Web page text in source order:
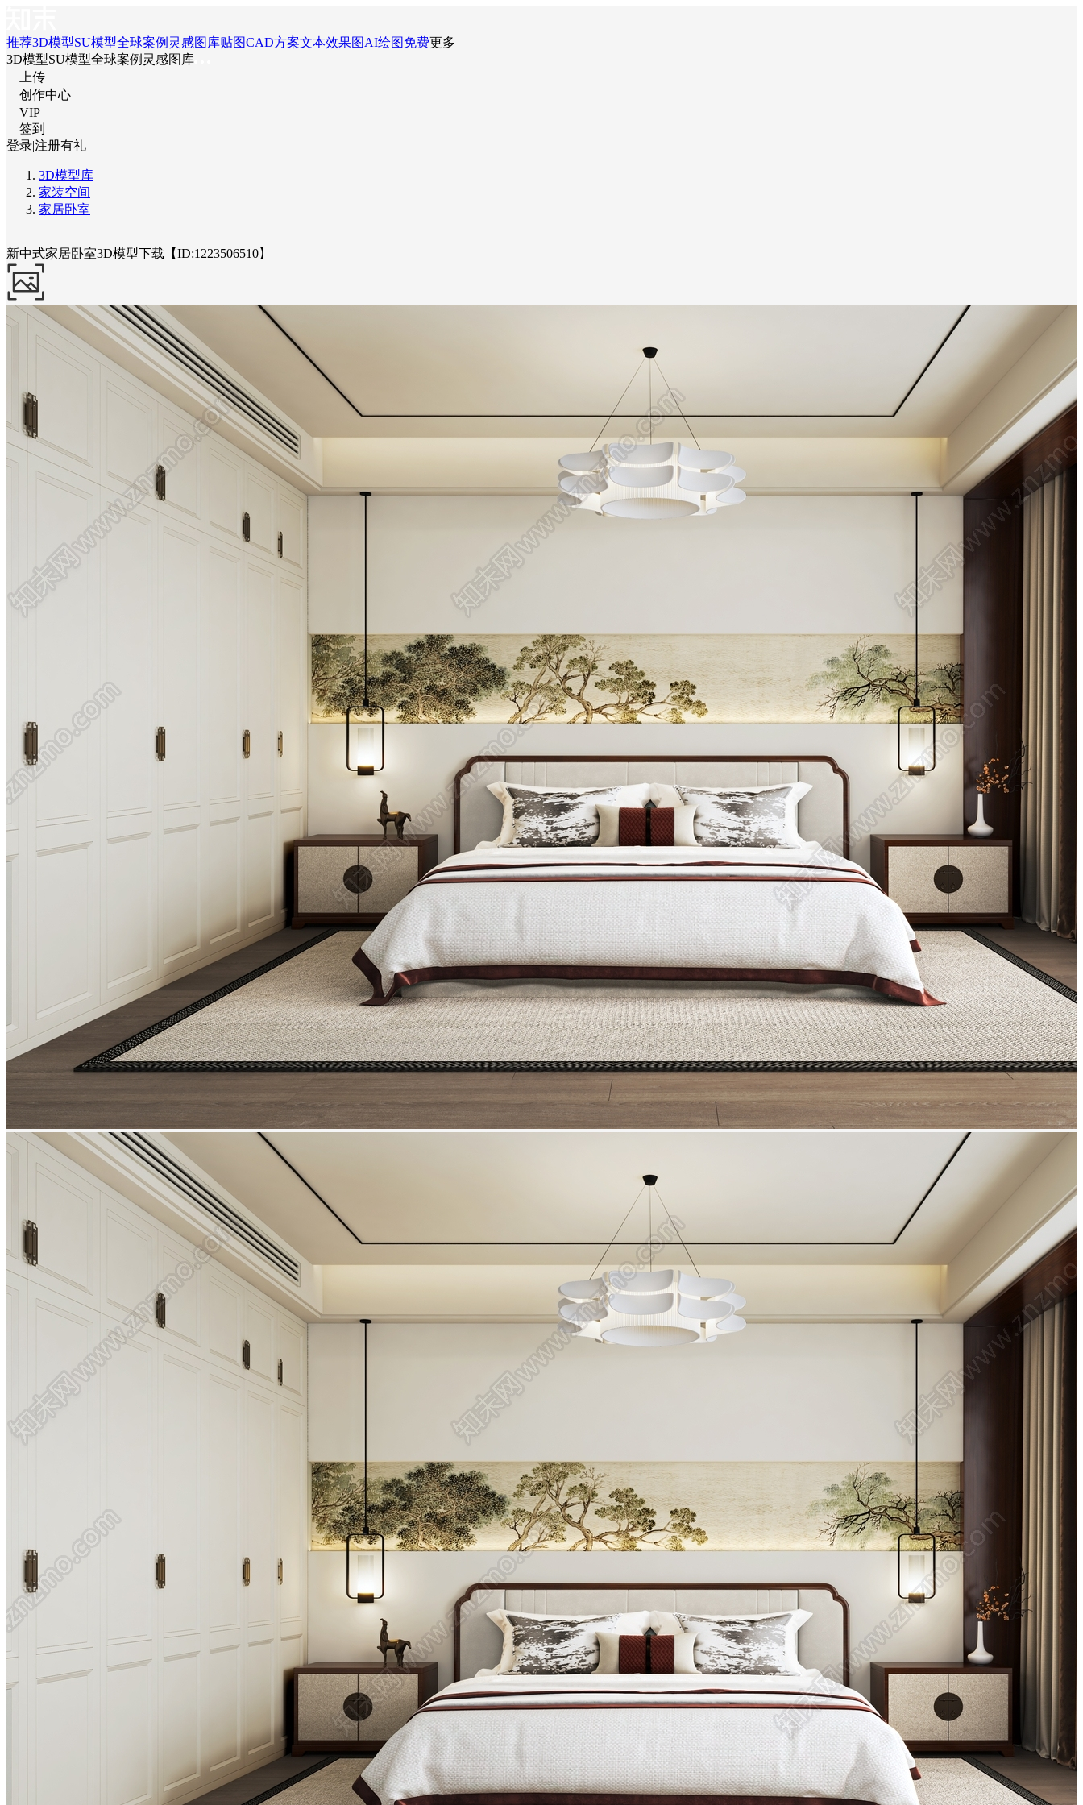
推荐3D模型SU模型全球案例 灵感图库贴图CAD方案文本效果图 AI绘图 免费更多
3D模型SU模型全球案例 灵感图库
上传
创作中心
VIP
签到
登录|注册有礼
3D模型库
家装空间
家居卧室
新中式家居卧室3D模型下载【ID:1223506510】